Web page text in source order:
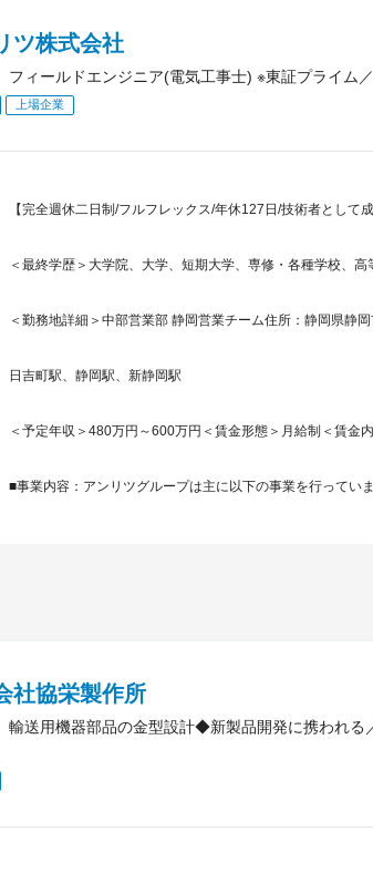
ツ株式会社
フィールドエンジニア(電気工事士) ※東証プライム
上場企業
【完全週休二日制/フルフレックス/年休127日/技術者として
＜最終学歴＞大学院、大学、短期大学、専修・各種学校、
＜勤務地詳細＞中部営業部 静岡営業チーム住所：静岡県静
日吉町駅、静岡駅、新静岡駅
＜予定年収＞480万円～600万円＜賃金形態＞月給制＜賃金
■事業内容：アンリツグループは主に以下の事業を行ってい
社協栄製作所
輸送用機器部品の金型設計◆新製品開発に携われ